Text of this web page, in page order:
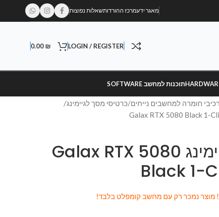
מאגר ידעמרכז ההורדותשאלות נפוצות
LOGIN / REGISTER
0.00 ₪
תוכנות למחשב SOFTWARE
רכיבי חומרה למחשבים נייחים כרטיסי מסך לגיימינג
כרטיס מסך לגיימינג Galax RTX 5080
Black 1-
מוצר נמכר רק עם מחשב קומפלט בלבד!